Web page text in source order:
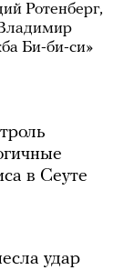
Ротенберг,
Би-би-си»
в Сеуте
удар